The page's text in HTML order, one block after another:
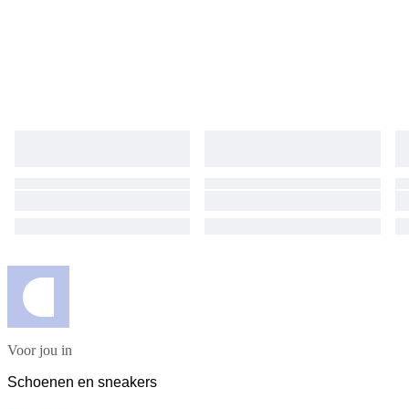
Voor jou in
Schoenen en sneakers